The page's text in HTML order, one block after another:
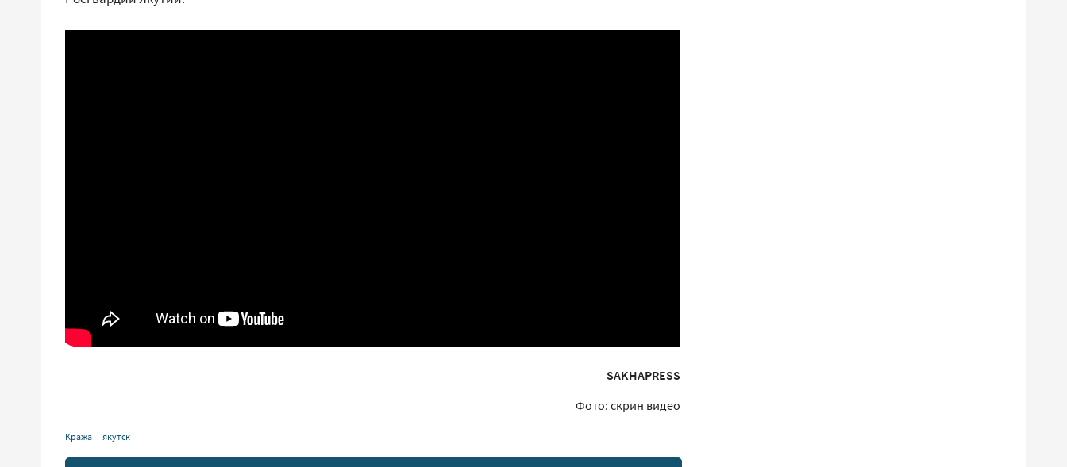
SAKHAPRESS
Фото: скрин видео
Кража якутск